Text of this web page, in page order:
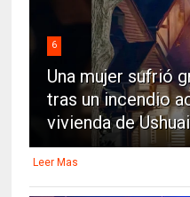
6
Una mujer sufrió
tras un incendio
vivienda de
Leer Mas